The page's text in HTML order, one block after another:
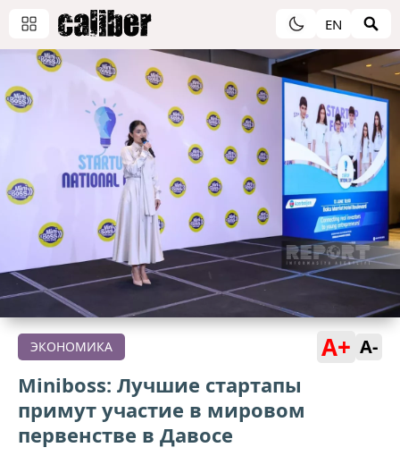
EN
ЭКОНОМИКА A+ A-
Miniboss: Лучшие стартапы
примут участие в мировом
первенстве в Давосе